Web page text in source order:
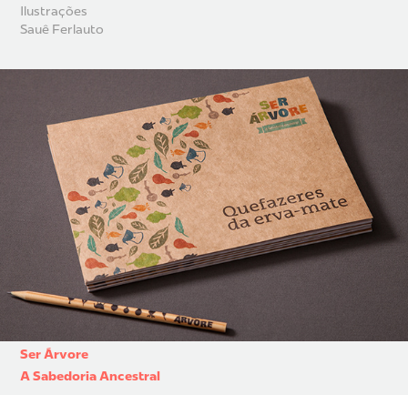
Ilustrações
Sauê Ferlauto
Ser Árvore
A Sabedoria Ancestral